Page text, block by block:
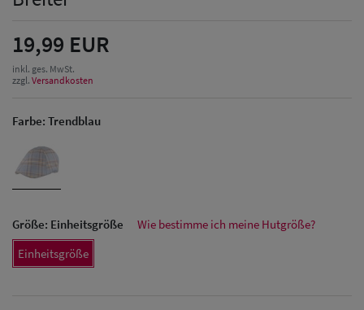
Herren Caps
19,99 EUR
inkl. ges. MwSt.
zzgl. Versandkosten
Farbe: Trendblau
Größe: Einheitsgröße
Wie bestimme ich meine Hutgröße?
Einheitsgröße